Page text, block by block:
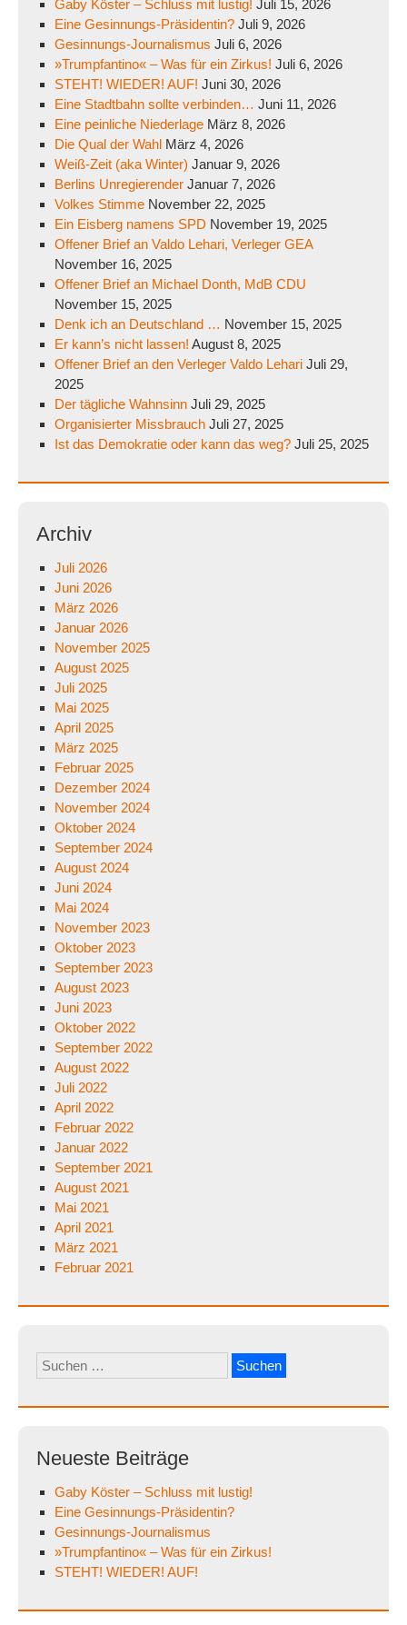
Gaby Köster – Schluss mit lustig! Juli 15, 2026
Eine Gesinnungs-Präsidentin? Juli 9, 2026
Gesinnungs-Journalismus Juli 6, 2026
»Trumpfantino« – Was für ein Zirkus! Juli 6, 2026
STEHT! WIEDER! AUF! Juni 30, 2026
Eine Stadtbahn sollte verbinden… Juni 11, 2026
Eine peinliche Niederlage März 8, 2026
Die Qual der Wahl März 4, 2026
Weiß-Zeit (aka Winter) Januar 9, 2026
Berlins Unregierender Januar 7, 2026
Volkes Stimme November 22, 2025
Ein Eisberg namens SPD November 19, 2025
Offener Brief an Valdo Lehari, Verleger GEA
November 16, 2025
Offener Brief an Michael Donth, MdB CDU
November 15, 2025
Denk ich an Deutschland … November 15, 2025
Er kann’s nicht lassen! August 8, 2025
Offener Brief an den Verleger Valdo Lehari Juli 29,
2025
Der tägliche Wahnsinn Juli 29, 2025
Organisierter Missbrauch Juli 27, 2025
Ist das Demokratie oder kann das weg? Juli 25, 2025
Archiv
Juli 2026
Juni 2026
März 2026
Januar 2026
November 2025
August 2025
Juli 2025
Mai 2025
April 2025
März 2025
Februar 2025
Dezember 2024
November 2024
Oktober 2024
September 2024
August 2024
Juni 2024
Mai 2024
November 2023
Oktober 2023
September 2023
August 2023
Juni 2023
Oktober 2022
September 2022
August 2022
Juli 2022
April 2022
Februar 2022
Januar 2022
September 2021
August 2021
Mai 2021
April 2021
März 2021
Februar 2021
Suchen
nach:
Neueste Beiträge
Gaby Köster – Schluss mit lustig!
Eine Gesinnungs-Präsidentin?
Gesinnungs-Journalismus
»Trumpfantino« – Was für ein Zirkus!
STEHT! WIEDER! AUF!